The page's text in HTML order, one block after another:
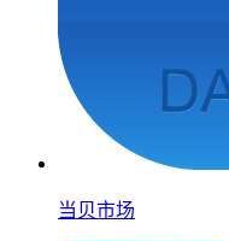
当贝市场